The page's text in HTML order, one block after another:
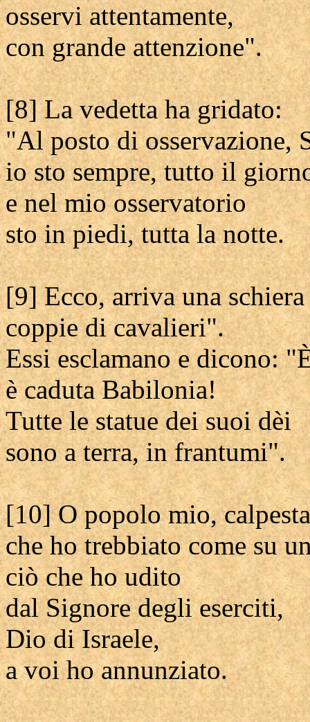
osservi attentamente,
con grande attenzione".
[8] La vedetta ha gridato:
"Al posto di osservazione,
io sto sempre, tutto il
e nel mio osservatorio
sto in piedi, tutta la notte.
[9] Ecco, arriva una
coppie di cavalieri".
Essi esclamano e dicono:
è caduta Babilonia!
Tutte le statue dei suoi dèi
sono a terra, in frantumi".
[10] O popolo mio,
che ho trebbiato come su
ciò che ho udito
dal Signore degli eserciti,
Dio di Israele,
a voi ho annunziato.